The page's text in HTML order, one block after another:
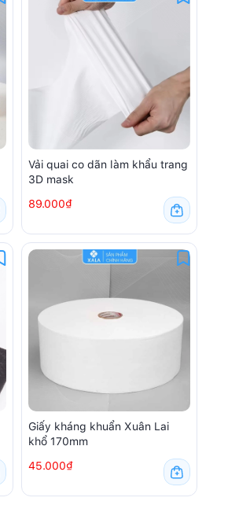
Vải quai co dãn làm khẩu trang
3D mask
89.000₫
Giấy kháng khuẩn Xuân Lai
khổ 170mm
45.000₫